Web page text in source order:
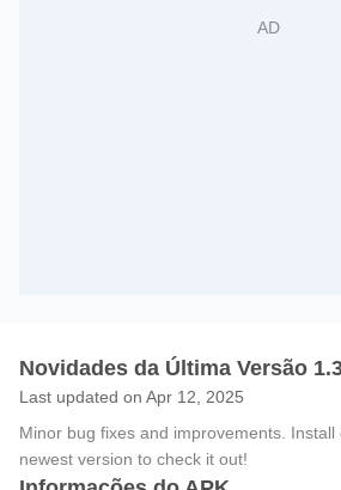
Novidades da Última Versão
Last updated on Apr 12, 2025
Minor bug fixes and improvements. Install
newest version to check it out!